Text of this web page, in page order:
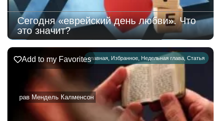
Сегодня «еврейский день любви». Что
это значит?
главная Избранное Недельная глава Статья
рав Мендель Калменсон
Add to my Favorites